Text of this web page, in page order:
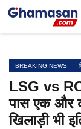
Skip
BREAKING NEWS
LSG vs
पास एक और
खिलाड़ी भी